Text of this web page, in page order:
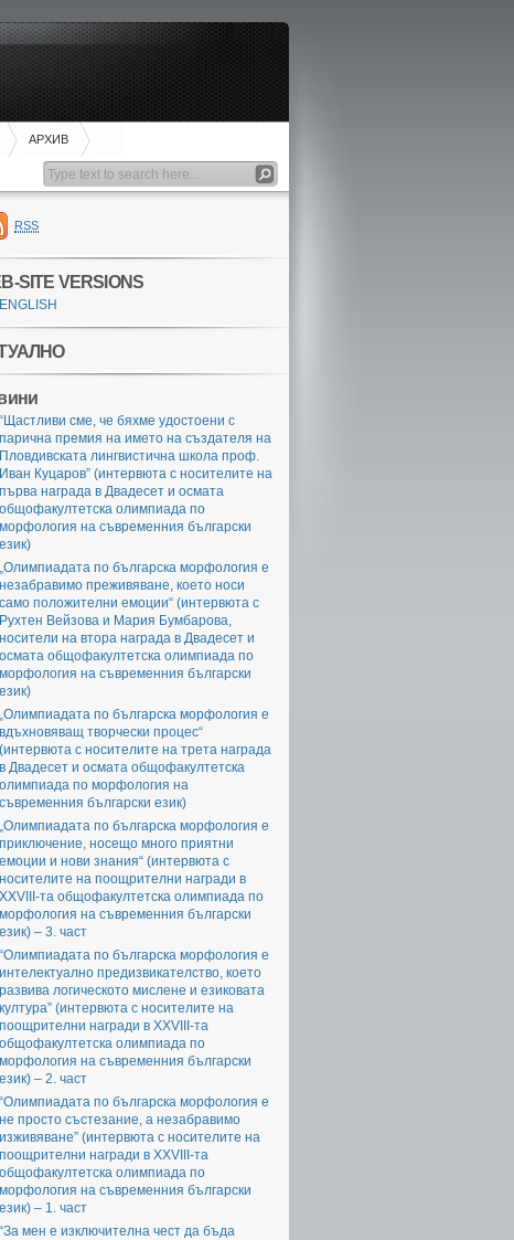
АРХИВ
RSS
SITE VERSIONS
ENGLISH
“Щастливи сме, че бяхме удостоени с
парична премия на името на създателя на
Пловдивската лингвистична школа проф.
Иван Куцаров” (интервюта с носителите на
първа награда в Двадесет и осмата
общофакултетска олимпиада по
морфология на съвременния български
език)
„Олимпиадата по българска морфология е
незабравимо преживяване, което носи
само положителни емоции“ (интервюта с
Рухтен Вейзова и Мария Бумбарова,
носители на втора награда в Двадесет и
осмата общофакултетска олимпиада по
морфология на съвременния български
език)
„Олимпиадата по българска морфология е
вдъхновяващ творчески процес“
(интервюта с носителите на трета награда
в Двадесет и осмата общофакултетска
олимпиада по морфология на
съвременния български език)
„Олимпиадата по българска морфология е
приключение, носещо много приятни
емоции и нови знания“ (интервюта с
носителите на поощрителни награди в
XXVIII-та общофакултетска олимпиада по
морфология на съвременния български
език) – 3. част
“Олимпиадата по българска морфология е
интелектуално предизвикателство, което
развива логическото мислене и езиковата
култура” (интервюта с носителите на
поощрителни награди в XXVIII-та
общофакултетска олимпиада по
морфология на съвременния български
език) – 2. част
“Олимпиадата по българска морфология е
не просто състезание, а незабравимо
изживяване” (интервюта с носителите на
поощрителни награди в XXVIII-та
общофакултетска олимпиада по
морфология на съвременния български
език) – 1. част
“За мен е изключителна чест да бъда